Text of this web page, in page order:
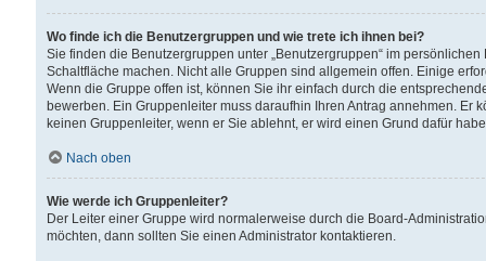
Wo finde ich die Benutzergruppen und wie trete ich ihnen bei?
Sie finden die Benutzergruppen unter „Benutzergruppen“ im
Schaltfläche machen. Nicht alle Gruppen sind allgemein offen. Einige
Wenn die Gruppe offen ist, können Sie ihr einfach durch die
bewerben. Ein Gruppenleiter muss daraufhin Ihren Antrag annehmen.
keinen Gruppenleiter, wenn er Sie ablehnt, er wird einen Grund dafür
Nach oben
Wie werde ich Gruppenleiter?
Der Leiter einer Gruppe wird normalerweise durch die Board-
möchten, dann sollten Sie einen Administrator kontaktieren.